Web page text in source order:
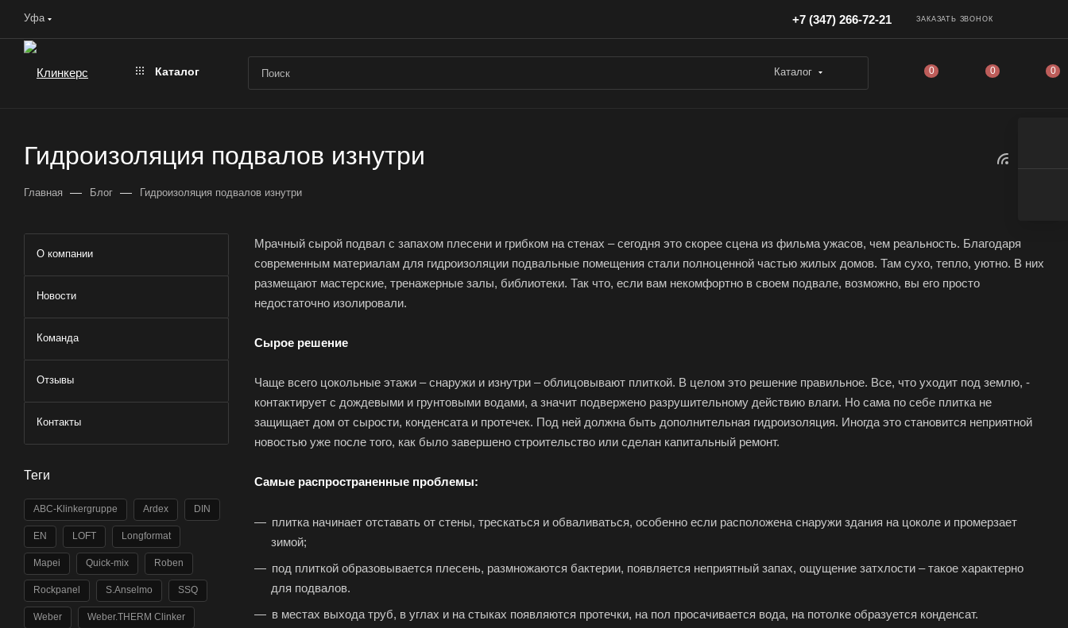
Уфа +7 (347) 266-72-21 ЗАКАЗАТЬ ЗВОНОК
Каталог Каталог 0 0 0
Гидроизоляция подвалов изнутри
Главная — Блог — Гидроизоляция подвалов изнутри
Мрачный сырой подвал с запахом плесени и грибком на стенах – сегодня это скорее сцена из фильма ужасов, чем реальность. Благодаря
современным материалам для гидроизоляции подвальные помещения стали полноценной частью жилых домов. Там сухо, тепло, уютно. В них
размещают мастерские, тренажерные залы, библиотеки. Так что, если вам некомфортно в своем подвале, возможно, вы его просто
недостаточно изолировали.
Сырое решение
Чаще всего цокольные этажи – снаружи и изнутри – облицовывают плиткой. В целом это решение правильное. Все, что уходит под землю, -
контактирует с дождевыми и грунтовыми водами, а значит подвержено разрушительному действию влаги. Но сама по себе плитка не
защищает дом от сырости, конденсата и протечек. Под ней должна быть дополнительная гидроизоляция. Иногда это становится неприятной
новостью уже после того, как было завершено строительство или сделан капитальный ремонт.
Самые распространенные проблемы:
плитка начинает отставать от стены, трескаться и обваливаться, особенно если расположена снаружи здания на цоколе и промерзает
зимой;
под плиткой образовывается плесень, размножаются бактерии, появляется неприятный запах, ощущение затхлости – такое характерно
для подвалов.
в местах выхода труб, в углах и на стыках появляются протечки, на пол просачивается вода, на потолке образуется конденсат.
О компании
Новости
Команда
Отзывы
Контакты
Теги
ABC-Klinkergruppe Ardex DIN
EN LOFT Longformat
Mapei Quick-mix Roben
Rockpanel S.Anselmo SSQ
Weber Weber.THERM Clinker